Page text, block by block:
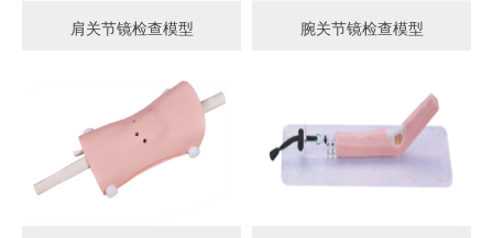
肩关节镜检查模型 腕关节镜检查模型